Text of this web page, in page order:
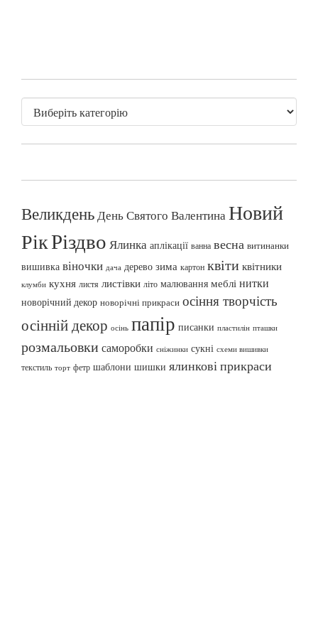
ВеликденьДень Святого ВалентинаНовий
РікРіздво Ялинка аплікації ванна весна витинанки
вишивка віночки дача дерево зима картон квіти квітники
клумби кухня листя листівки літо малювання меблі нитки
новорічний декор новорічні прикраси осіння творчість
осінній декор осінь папір писанки пластилін пташки
розмальовки саморобки сніжинки сукні схеми вишивки
текстиль торт фетр шаблони шишки ялинкові прикраси